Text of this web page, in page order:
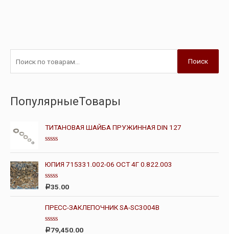
Поиск
ПопулярныеТовары
ТИТАНОВАЯ ШАЙБА ПРУЖИННАЯ DIN 127
ц
е
н
к
а
0
и
5
ЮПИЯ 715331.002-06 ОСТ 4Г 0.822.003
О
е
н
к
а
0
и
Р35.00
ПРЕСС-ЗАКЛЕПОЧНИК SA-SC3004B
О
Р79,450.00